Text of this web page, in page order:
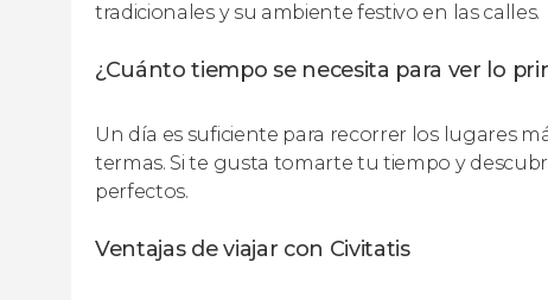
tradicionales y su ambiente festivo en las calles.
¿Cuánto tiempo se necesita para ver lo
Un día es suficiente para recorrer los lugares
termas. Si te gusta tomarte tu tiempo y
perfectos.
Ventajas de viajar con Civitatis